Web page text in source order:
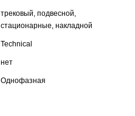
трековый, подвесной,
стационарные, накладной
Technical
нет
Однофазная